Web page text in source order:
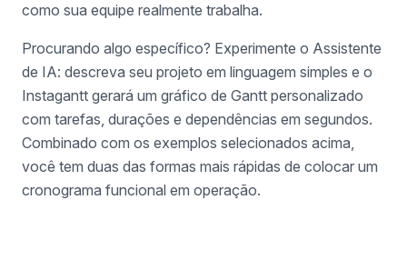
como sua equipe realmente trabalha.
Procurando algo específico? Experimente o Assistente
de IA: descreva seu projeto em linguagem simples e o
Instagantt gerará um gráfico de Gantt personalizado
com tarefas, durações e dependências em segundos.
Combinado com os exemplos selecionados acima,
você tem duas das formas mais rápidas de colocar um
cronograma funcional em operação.